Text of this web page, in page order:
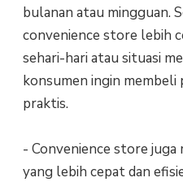
bulanan atau mingguan.
convenience store lebih
sehari-hari atau situasi
konsumen ingin membeli
praktis.
- Convenience store juga
yang lebih cepat dan